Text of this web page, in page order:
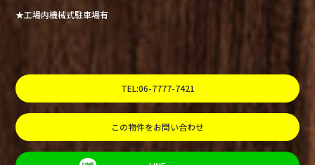
★工場内機械式駐車場有
TEL:06-7777-7421
この物件をお問い合わせ